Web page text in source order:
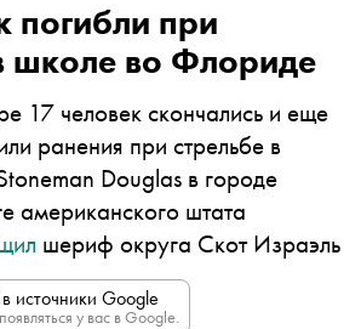
погибли при
школе во Флориде
17 человек скончались и еще
ранения при стрельбе в
Douglas в городе
американского штата
шериф округа Скот Израэль
источники Google
у вас в Google.